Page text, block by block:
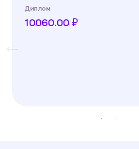
Диплом
10060.00 ₽